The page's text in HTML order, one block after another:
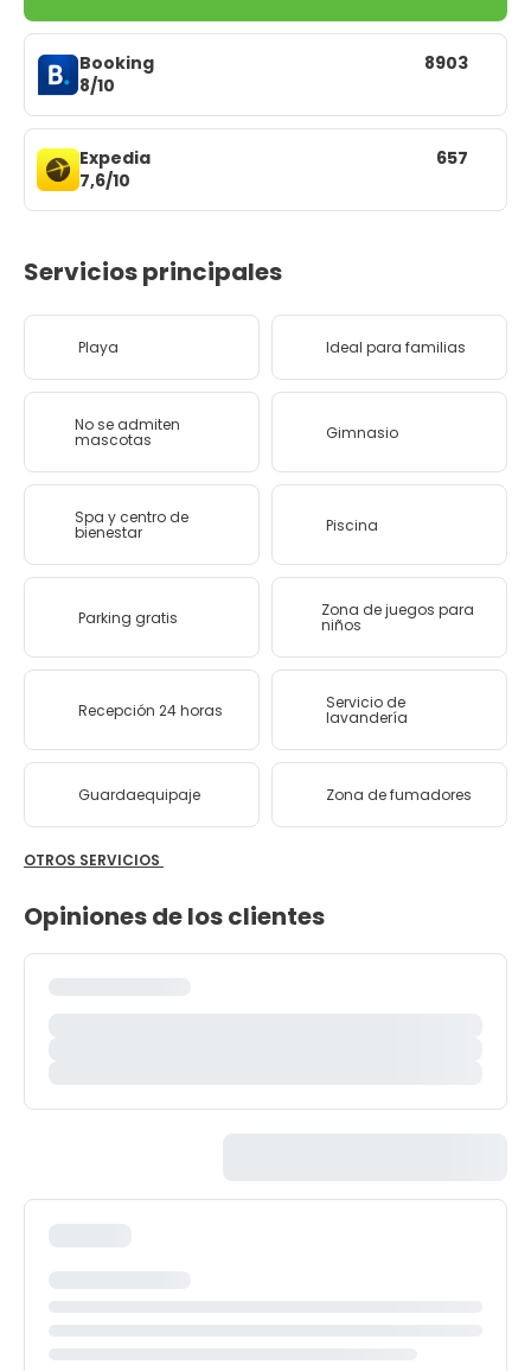
Booking
8/10
8903
Expedia
7,6/10
657
Servicios principales
Playa Ideal para familias
No se admiten
mascotas Gimnasio
Spa y centro de
bienestar Piscina
Parking gratis Zona de juegos para
niños
Recepción 24 horas Servicio de
lavandería
Guardaequipaje Zona de fumadores
OTROS SERVICIOS
Opiniones de los clientes